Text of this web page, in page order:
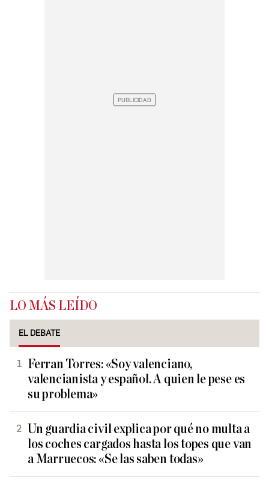
LO MÁS LEÍDO
EL DEBATE
Ferran Torres: «Soy valenciano,
valencianista y español. A quien le pese es
su problema»
Un guardia civil explica por qué no multa a
los coches cargados hasta los topes que van
a Marruecos: «Se las saben todas»